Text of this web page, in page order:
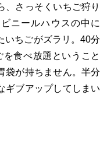
、さっそくいちご狩り
ニールハウスの中に
いちごがズラリ。40分
食べ放題ということ
袋が持ちません。半分
ギブアップしてしまい